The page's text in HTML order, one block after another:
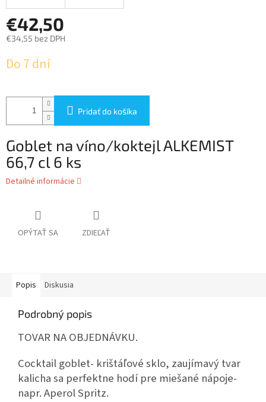
€42,50
€34,55 bez DPH
cena:
Do 7 dní
Pridať do košíka
Goblet na víno/koktejl ALKEMIST
66,7 cl 6 ks
Detailné informácie
OPÝTAŤ SA ZDIEĽAŤ
Popis Diskusia
Podrobný popis
TOVAR NA OBJEDNÁVKU.
Cocktail goblet- krištáľové sklo, zaujímavý tvar
kalicha sa perfektne hodí pre miešané nápoje-
napr. Aperol Spritz.